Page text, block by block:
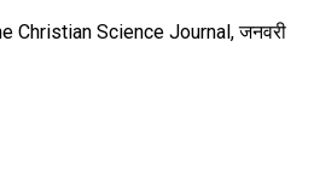
Christian Science Journal, जनवरी